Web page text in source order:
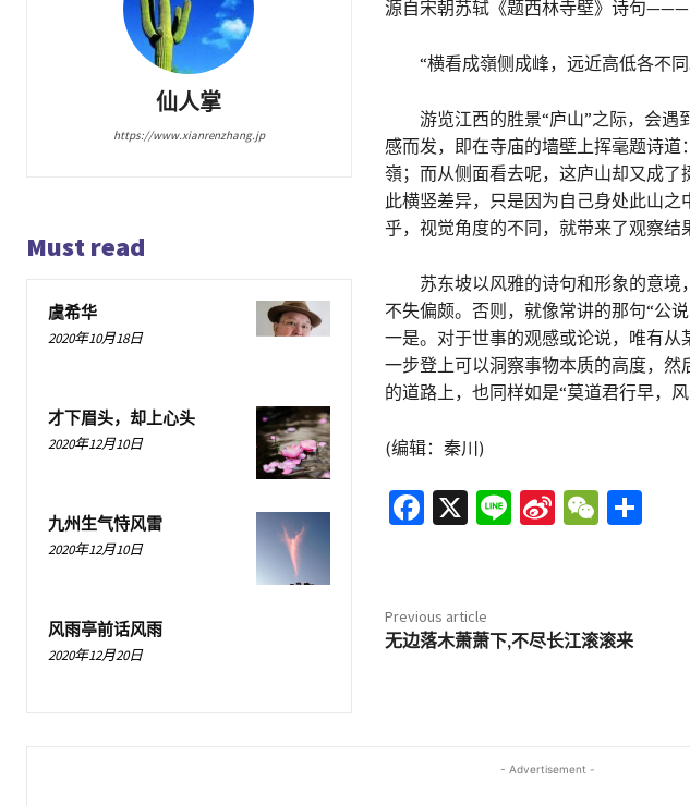
仙人掌
https://www.xianrenzhang.jp
Must read
虞希华
2020年10月18日
才下眉头，却上心头
2020年12月10日
九州生气恃风雷
2020年12月10日
风雨亭前话风雨
2020年12月20日
b
o
k
e a
W
b
o
C
h
源自宋朝苏轼《题西林寺壁》诗句———
“横看成嶺侧成峰，远近高低各不同
游览江西的胜景“庐山”之际，会遇
感而发，即在寺庙的墙壁上挥毫题诗
嶺；而从侧面看去呢，这庐山却又成
此横竖差异，只是因为自己身处此山
乎，视觉角度的不同，就带来了观察结
苏东坡以风雅的诗句和形象的意境
不失偏颇。否则，就像常讲的那句“公
一是。对于世事的观感或论说，唯有
一步登上可以洞察事物本质的高度，然
的道路上，也同样如是“莫道君行早，
(编辑：秦川)
Fa
o
o
X Li Si
ei
W
at
分
Previous article
无边落木萧萧下,不尽长江滚滚来
- Advertisement -